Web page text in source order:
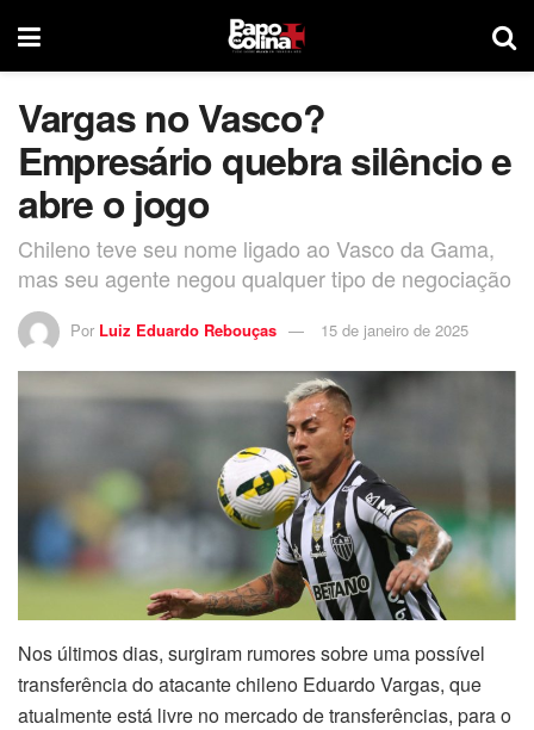
Vargas no Vasco?
Empresário quebra silêncio e
abre o jogo
Chileno teve seu nome ligado ao Vasco da Gama,
mas seu agente negou qualquer tipo de negociação
Por Luiz Eduardo Rebouças 15 de janeiro de 2025
Nos últimos dias, surgiram rumores sobre uma possível
transferência do atacante chileno Eduardo Vargas, que
atualmente está livre no mercado de transferências, para o